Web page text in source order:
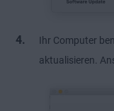
Ihr Computer
aktualisieren.